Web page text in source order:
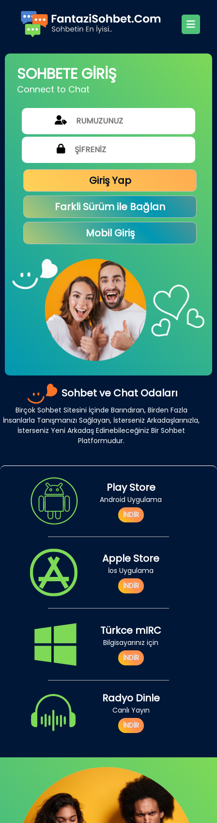
SOHBETE GİRİŞ
Connect to Chat
Giriş Yap
Farkli Sürüm ile Bağlan
Mobil Giriş
Sohbet ve Chat Odaları
Birçok Sohbet Sitesini İçinde Barındıran, Birden Fazla
İnsanlarla Tanışmanızı Sağlayan, İsterseniz Arkadaşlarınızla,
İsterseniz Yeni Arkadaş Edinebileceğiniz Bir Sohbet
Platformudur.
Play Store
Android Uygulama
İNDİR
Apple Store
İos Uygulama
İNDİR
Türkce mIRC
Bilgisayarınız için
İNDİR
Radyo Dinle
Canlı Yayın
İNDİR